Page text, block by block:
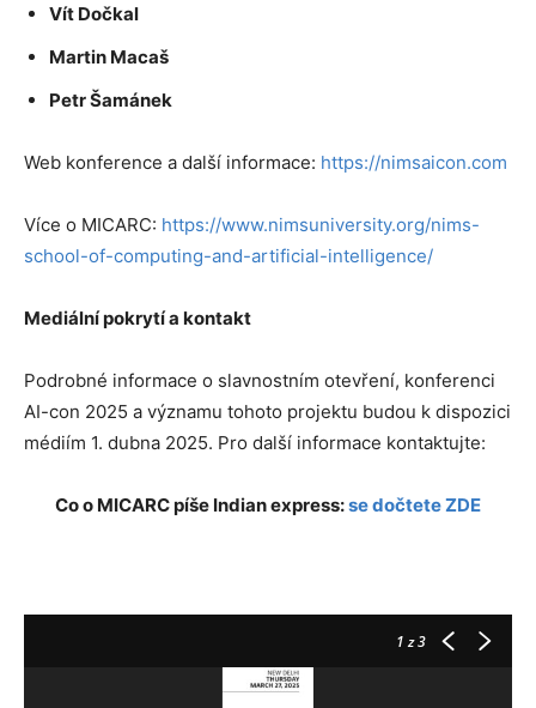
Vít Dočkal
Martin Macaš
Petr Šamánek
Web konference a další informace: https://nimsaicon.com
Více o MICARC: https://www.nimsuniversity.org/nims-
school-of-computing-and-artificial-intelligence/
Mediální pokrytí a kontakt
Podrobné informace o slavnostním otevření, konferenci
AI-con 2025 a významu tohoto projektu budou k dispozici
médiím 1. dubna 2025. Pro další informace kontaktujte:
Co o MICARC píše Indian express:se dočtete ZDE
1z 3